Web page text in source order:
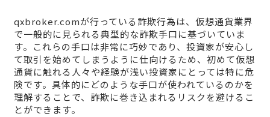
qxbroker.comが行っている詐欺行為は、仮想通貨業界
で一般的に見られる典型的な詐欺手口に基づいていま
す。これらの手口は非常に巧妙であり、投資家が安心し
て取引を始めてしまうように仕向けるため、初めて仮想
通貨に触れる人々や経験が浅い投資家にとっては特に危
険です。具体的にどのような手口が使われているのかを
理解することで、詐欺に巻き込まれるリスクを避けるこ
とができます。